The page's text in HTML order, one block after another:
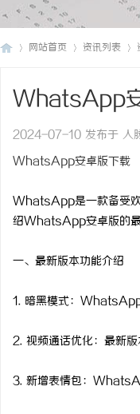
网站首页 资讯列表
WhatsApp
2024-07-10 发布于 人
WhatsApp安卓版下载
WhatsApp是一款备受欢
绍WhatsApp安卓版的最
一、最新版本功能介绍
1. 暗黑模式：WhatsApp
2. 视频通话优化：最新
3. 新增表情包：